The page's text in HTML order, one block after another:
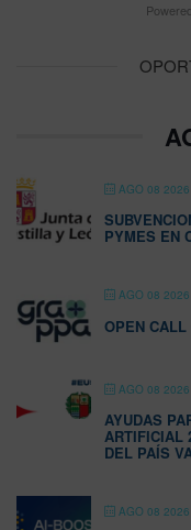
AGO 08 2026
PYMES EN
AGO 08 2026
OPEN CALL
AGO 08 2026
AYUDAS
ARTIFICIAL
DEL PAÍS
AGO 08 2026